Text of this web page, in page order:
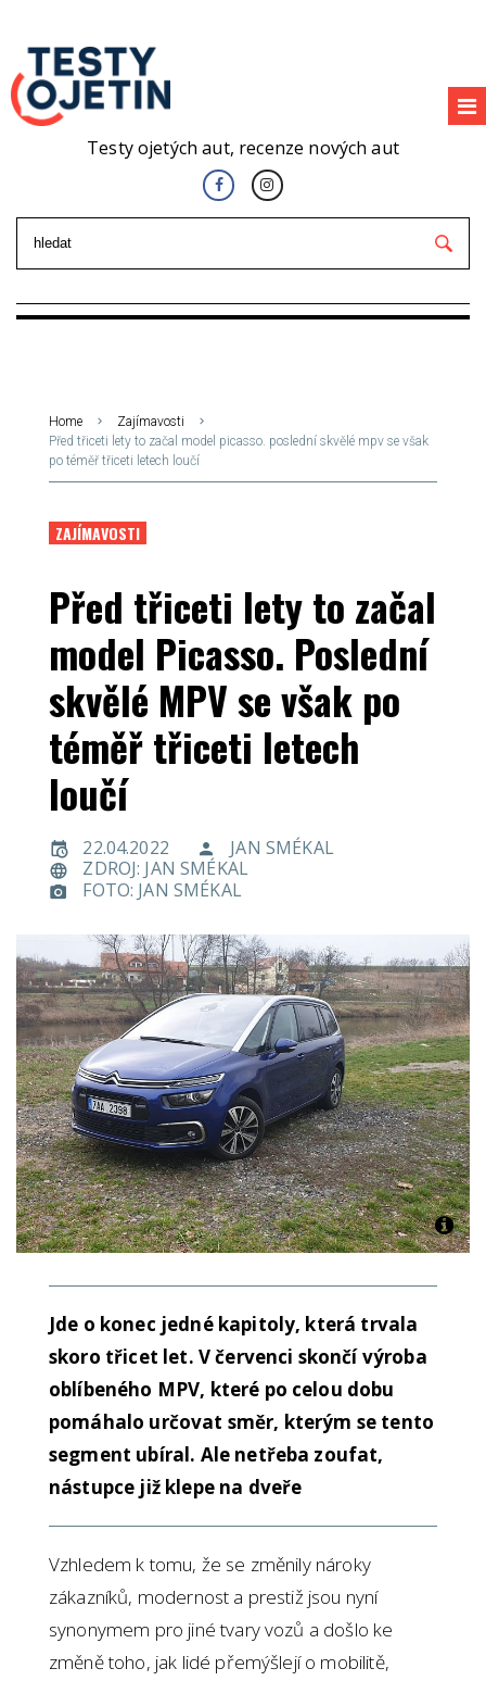
Testy ojetých aut, recenze nových aut
Home
Zajímavosti
Před třiceti lety to začal model picasso. poslední skvělé mpv se však
po téměř třiceti letech loučí
ZAJÍMAVOSTI
Před třiceti lety to začal
model Picasso. Poslední
skvělé MPV se však po
téměř třiceti letech
loučí
22.04.2022
JAN SMÉKAL
ZDROJ: JAN SMÉKAL
FOTO: JAN SMÉKAL
Jde o konec jedné kapitoly, která trvala
skoro třicet let. V červenci skončí výroba
oblíbeného MPV, které po celou dobu
pomáhalo určovat směr, kterým se tento
segment ubíral. Ale netřeba zoufat,
nástupce již klepe na dveře
Vzhledem k tomu, že se změnily nároky
zákazníků, modernost a prestiž jsou nyní
synonymem pro jiné tvary vozů a došlo ke
změně toho, jak lidé přemýšlejí o mobilitě,